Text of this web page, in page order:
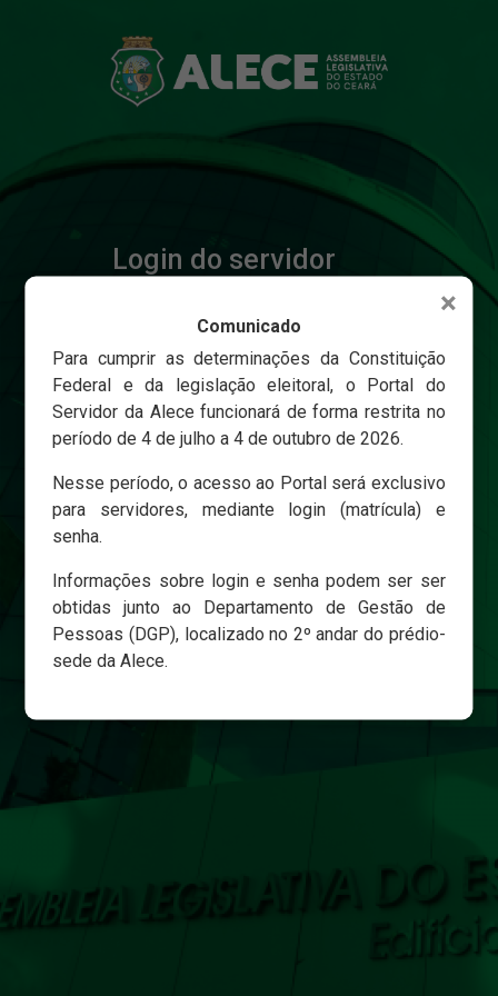
Login do servidor
Senha
Esqueci minha senha
×
Comunicado
Para cumprir as determinações da Constituição
Federal e da legislação eleitoral, o Portal do
Servidor da Alece funcionará de forma restrita no
período de 4 de julho a 4 de outubro de 2026.
Nesse período, o acesso ao Portal será exclusivo
para servidores, mediante login (matrícula) e
senha.
Informações sobre login e senha podem ser ser
obtidas junto ao Departamento de Gestão de
Pessoas (DGP), localizado no 2º andar do prédio-
sede da Alece.